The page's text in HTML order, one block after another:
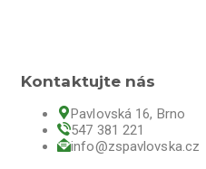
Kontaktujte nás
Pavlovská 16, Brno
547 381 221
info@zspavlovska.cz